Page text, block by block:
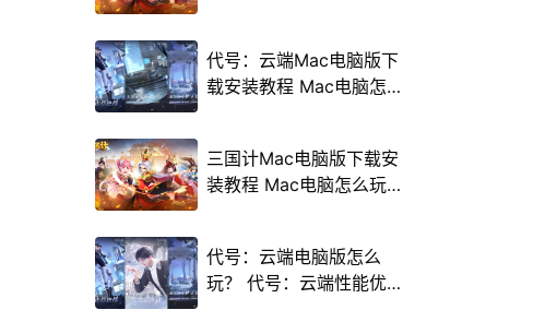
代号：云端Mac电脑版下
载安装教程 Mac电脑怎
三国计Mac电脑版下载安
装教程 Mac电脑怎么玩
代号：云端电脑版怎么
玩？ 代号：云端性能优